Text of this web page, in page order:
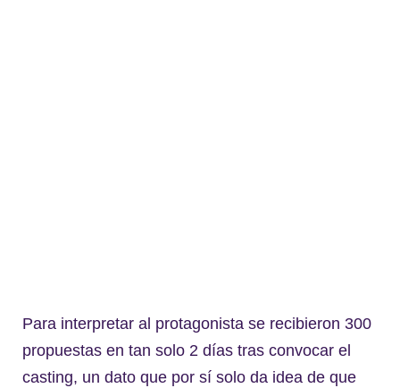
Para interpretar al protagonista se recibieron 300
propuestas en tan solo 2 días tras convocar el
casting, un dato que por sí solo da idea de que